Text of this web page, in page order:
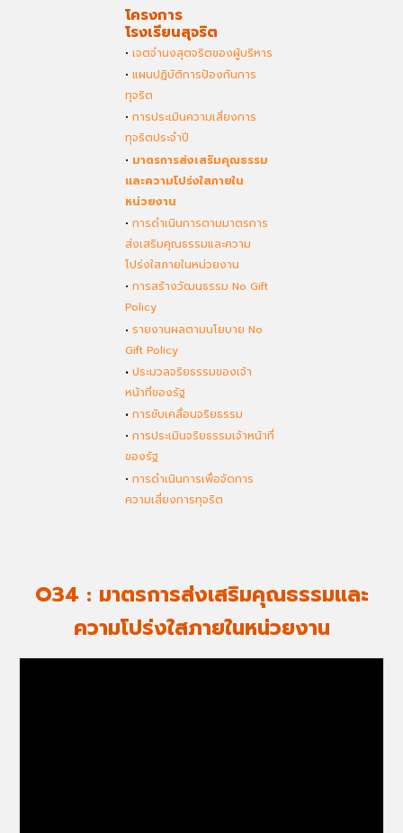
โครงการ
โรงเรียนสุจริต
• เจตจำนงสุตจริตของผู้บริหาร
• แผนปฏิบัติการป้องกันการ
ทุจริต
• การประเมินความเสี่ยงการ
ทุจริตประจำปี
• มาตรการส่งเสริมคุณธรรม
และความโปร่งใสภายใน
หน่วยงาน
• การดำเนินการตามมาตรการ
ส่งเสริมคุณธรรมและความ
โปร่งใสภายในหน่วยงาน
• การสร้างวัฒนธรรม No Gift
Policy
• รายงานผลตามนโยบาย No
Gift Policy
• ประมวลจริยธรรมของเจ้า
หน้าที่ของรัฐ
• การขับเคลื่อนจริยธรรม
• การประเมินจริยธรรมเจ้าหน้าที่
ของรัฐ
• การดำเนินการเพื่อจัดการ
ความเสี่ยงการทุจริต
O34 : มาตรการส่งเสริมคุณธรรมและ
ความโปร่งใสภายในหน่วยงาน